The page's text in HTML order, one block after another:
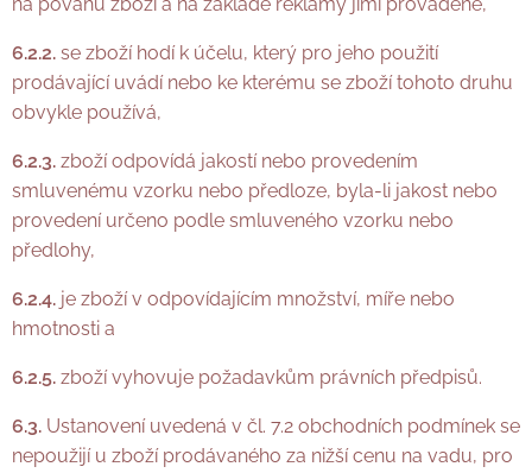
6.2.2. se zboží hodí k účelu, který pro jeho použití
prodávající uvádí nebo ke kterému se zboží tohoto druhu
obvykle používá,
6.2.3. zboží odpovídá jakostí nebo provedením
smluvenému vzorku nebo předloze, byla-li jakost nebo
provedení určeno podle smluveného vzorku nebo
předlohy,
6.2.4. je zboží v odpovídajícím množství, míře nebo
hmotnosti a
6.2.5. zboží vyhovuje požadavkům právních předpisů.
6.3. Ustanovení uvedená v čl. 7.2 obchodních podmínek se
nepoužijí u zboží prodávaného za nižší cenu na vadu, pro